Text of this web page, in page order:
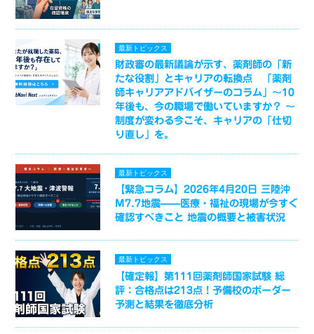
最新トピックス
財政審の最新議論が示す、薬剤師の「新
たな役割」とキャリアの転換点 「薬剤
師キャリアアドバイザーのコラム」～10
年後も、今の職場で働いていますか？ ～
制度が変わる今こそ、キャリアの「仕切
り直し」を。
最新トピックス
【緊急コラム】2026年4月20日 三陸沖
M7.7地震——医療・福祉の現場が今すぐ
確認すべきこと 地震の概要と被害状況
最新トピックス
【確定報】第111回薬剤師国家試験 総
評：合格点は213点！予備校のボーダー
予測と結果を徹底分析